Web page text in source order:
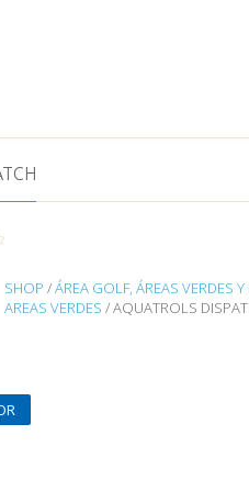
SHOP /ÁREA GOLF, ÁREAS VERDES
AREAS VERDES / AQUATROLS